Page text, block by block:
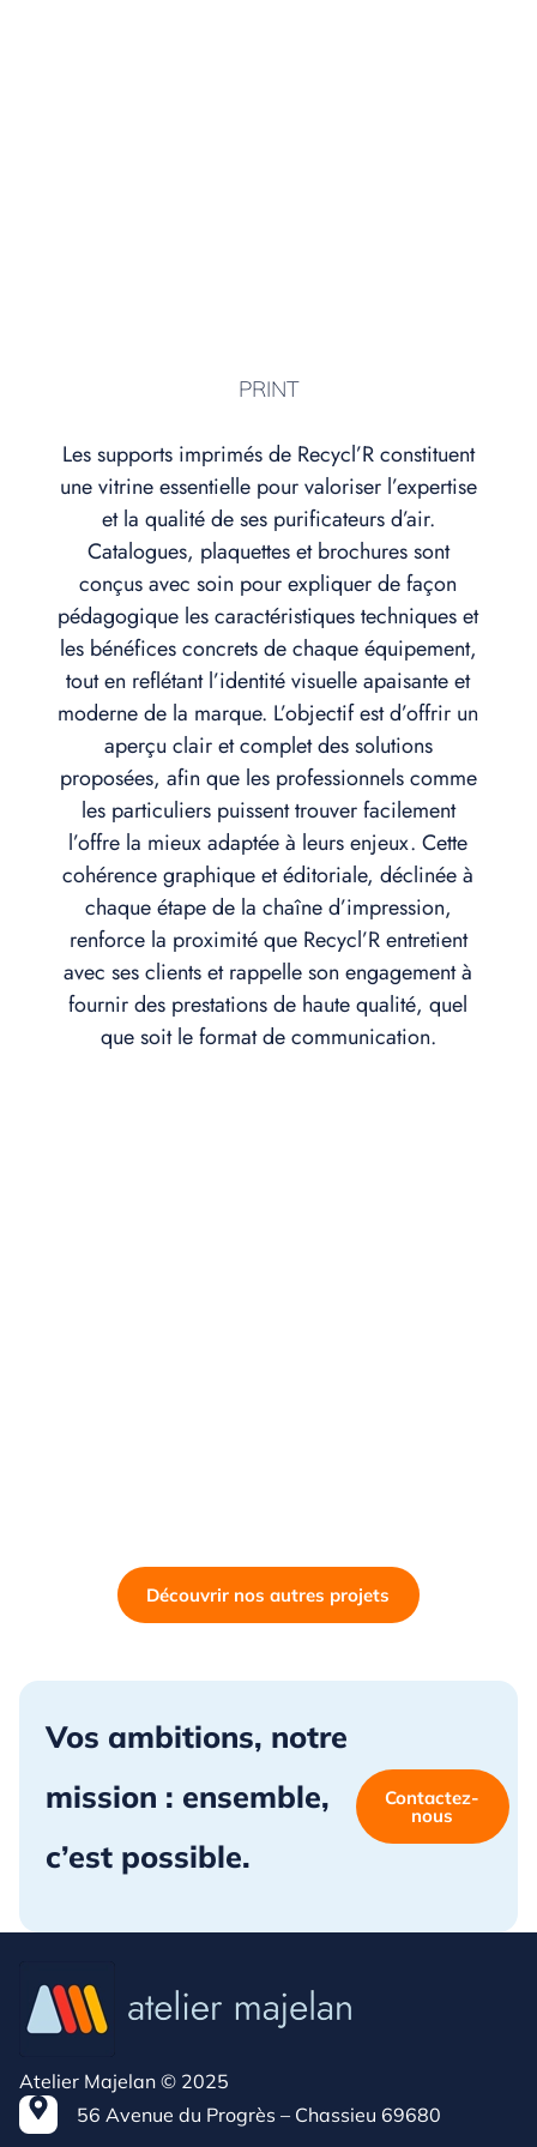
PRINT
Les supports imprimés de Recycl’R constituent
une vitrine essentielle pour valoriser l’expertise
et la qualité de ses purificateurs d’air.
Catalogues, plaquettes et brochures sont
conçus avec soin pour expliquer de façon
pédagogique les caractéristiques techniques et
les bénéfices concrets de chaque équipement,
tout en reflétant l’identité visuelle apaisante et
moderne de la marque. L’objectif est d’offrir un
aperçu clair et complet des solutions
proposées, afin que les professionnels comme
les particuliers puissent trouver facilement
l’offre la mieux adaptée à leurs enjeux. Cette
cohérence graphique et éditoriale, déclinée à
chaque étape de la chaîne d’impression,
renforce la proximité que Recycl’R entretient
avec ses clients et rappelle son engagement à
fournir des prestations de haute qualité, quel
que soit le format de communication.
Découvrir nos autres projets
Vos ambitions, notre
mission : ensemble,
c’est possible.
Contactez-
nous
Atelier Majelan © 2025
56 Avenue du Progrès – Chassieu 69680